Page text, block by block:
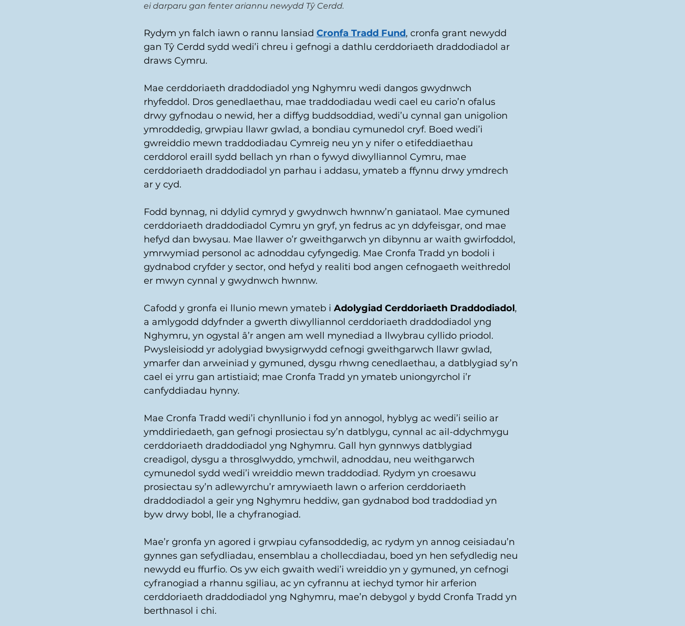
ei darparu gan fenter ariannu newydd Tŷ Cerdd.
Rydym yn falch iawn o rannu lansiad Cronfa Tradd Fund, cronfa grant newydd
gan Tŷ Cerdd sydd wedi’i chreu i gefnogi a dathlu cerddoriaeth draddodiadol ar
draws Cymru.
Mae cerddoriaeth draddodiadol yng Nghymru wedi dangos gwydnwch
rhyfeddol. Dros genedlaethau, mae traddodiadau wedi cael eu cario’n ofalus
drwy gyfnodau o newid, her a diffyg buddsoddiad, wedi’u cynnal gan unigolion
ymroddedig, grwpiau llawr gwlad, a bondiau cymunedol cryf. Boed wedi’i
gwreiddio mewn traddodiadau Cymreig neu yn y nifer o etifeddiaethau
cerddorol eraill sydd bellach yn rhan o fywyd diwylliannol Cymru, mae
cerddoriaeth draddodiadol yn parhau i addasu, ymateb a ffynnu drwy ymdrech
ar y cyd.
Fodd bynnag, ni ddylid cymryd y gwydnwch hwnnw’n ganiataol. Mae cymuned
cerddoriaeth draddodiadol Cymru yn gryf, yn fedrus ac yn ddyfeisgar, ond mae
hefyd dan bwysau. Mae llawer o’r gweithgarwch yn dibynnu ar waith gwirfoddol,
ymrwymiad personol ac adnoddau cyfyngedig. Mae Cronfa Tradd yn bodoli i
gydnabod cryfder y sector, ond hefyd y realiti bod angen cefnogaeth weithredol
er mwyn cynnal y gwydnwch hwnnw.
Cafodd y gronfa ei llunio mewn ymateb i Adolygiad Cerddoriaeth Draddodiadol,
a amlygodd ddyfnder a gwerth diwylliannol cerddoriaeth draddodiadol yng
Nghymru, yn ogystal â’r angen am well mynediad a llwybrau cyllido priodol.
Pwysleisiodd yr adolygiad bwysigrwydd cefnogi gweithgarwch llawr gwlad,
ymarfer dan arweiniad y gymuned, dysgu rhwng cenedlaethau, a datblygiad sy’n
cael ei yrru gan artistiaid; mae Cronfa Tradd yn ymateb uniongyrchol i’r
canfyddiadau hynny.
Mae Cronfa Tradd wedi’i chynllunio i fod yn annogol, hyblyg ac wedi’i seilio ar
ymddiriedaeth, gan gefnogi prosiectau sy’n datblygu, cynnal ac ail-ddychmygu
cerddoriaeth draddodiadol yng Nghymru. Gall hyn gynnwys datblygiad
creadigol, dysgu a throsglwyddo, ymchwil, adnoddau, neu weithgarwch
cymunedol sydd wedi’i wreiddio mewn traddodiad. Rydym yn croesawu
prosiectau sy’n adlewyrchu’r amrywiaeth lawn o arferion cerddoriaeth
draddodiadol a geir yng Nghymru heddiw, gan gydnabod bod traddodiad yn
byw drwy bobl, lle a chyfranogiad.
Mae’r gronfa yn agored i grwpiau cyfansoddedig, ac rydym yn annog ceisiadau’n
gynnes gan sefydliadau, ensemblau a chollecdiadau, boed yn hen sefydledig neu
newydd eu ffurfio. Os yw eich gwaith wedi’i wreiddio yn y gymuned, yn cefnogi
cyfranogiad a rhannu sgiliau, ac yn cyfrannu at iechyd tymor hir arferion
cerddoriaeth draddodiadol yng Nghymru, mae’n debygol y bydd Cronfa Tradd yn
berthnasol i chi.